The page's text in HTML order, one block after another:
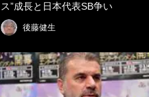
ス”成長と日本代表SB争い
後藤健生